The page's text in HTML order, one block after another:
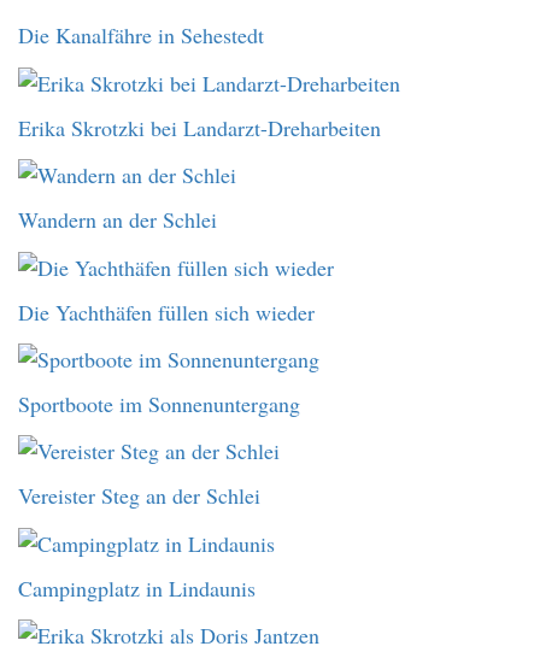
Die Kanalfähre in Sehestedt
Erika Skrotzki bei Landarzt-Dreharbeiten
Wandern an der Schlei
Die Yachthäfen füllen sich wieder
Sportboote im Sonnenuntergang
Vereister Steg an der Schlei
Campingplatz in Lindaunis